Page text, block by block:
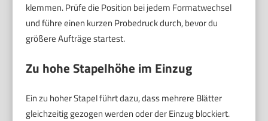
klemmen. Prüfe die Position bei jedem Formatwechsel
und führe einen kurzen Probedruck durch, bevor du
größere Aufträge startest.
Zu hohe Stapelhöhe im Einzug
Ein zu hoher Stapel führt dazu, dass mehrere Blätter
gleichzeitig gezogen werden oder der Einzug blockiert.